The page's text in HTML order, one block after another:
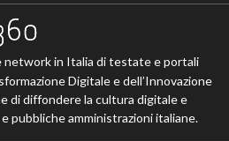
network in Italia di testate e portali
Digitale e dell’Innovazione
di diffondere la cultura digitale e
pubbliche amministrazioni italiane.